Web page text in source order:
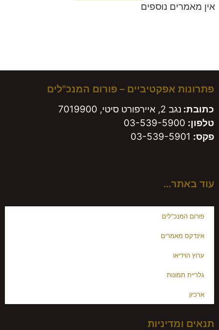
אין מאמרים נוספים
פתרונות אפקטיביים – פורום המנכ"לים
כתובת: נגב 2, איירפורט סיטי, 7019900
טלפון: 03-539-5900
פקס:
עוד באתר…
פורום המנכ"לים
אינדקס מאמרים
ערוץ הוידיאו
גלריית תמונות
ארכיון
תנאים ומדיניות